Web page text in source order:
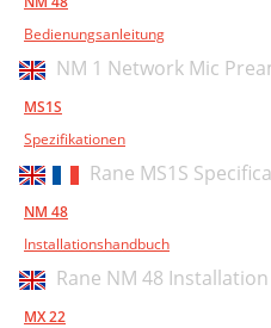
Bedienungsanleitung
NM 1 Network Mic
MS1S
Spezifikationen
Rane MS1S
NM 48
Installationshandbuch
Rane NM 48
MX 22